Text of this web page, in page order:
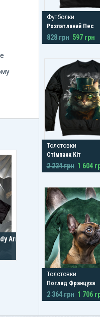
Armor
Футболки
Розпатланий Пес
828 грн 597 грн
Толстовки
Стімпанк Кіт
2 224 грн 1 604
Толстовки
Погляд Француза
2 364 грн 1 706